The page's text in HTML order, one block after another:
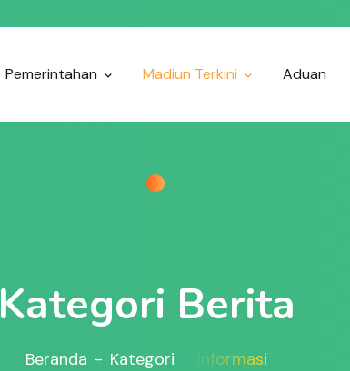
Pemerintahan Madiun Terkini Aduan
Kategori Berita
Beranda Kategori Informasi